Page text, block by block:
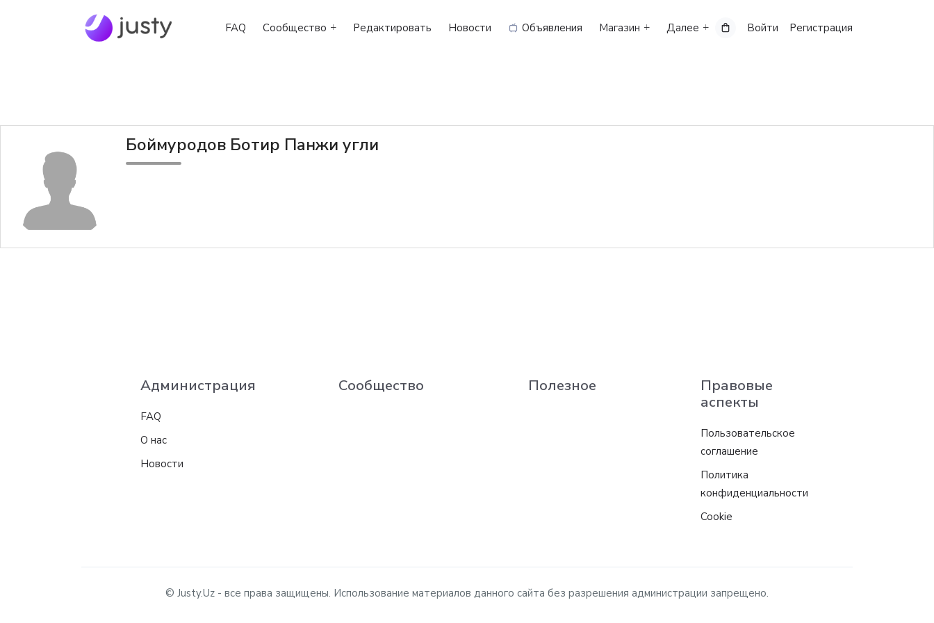
FAQ Сообщество Редактировать Новости Объявления Магазин Далее Войти Регистрация
Боймуродов Ботир Панжи угли
Администрация
FAQ
О нас
Новости
Сообщество Полезное
Правовые
аспекты
Пользовательское
соглашение
Политика
конфиденциальности
Cookie
© Justy.Uz - все права защищены. Использование материалов данного сайта без разрешения администрации запрещено.